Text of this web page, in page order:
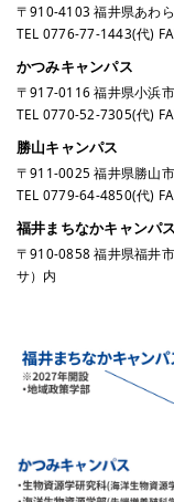
〒910-4103 福井県あわ
TEL 0776-77-1443(代)
かつみキャンパス
〒917-0116 福井県小浜
TEL 0770-52-7305(代)
勝山キャンパス
〒911-0025 福井県勝山
TEL 0779-64-4850(代)
福井まちなかキャンパス
〒910-0858 福井県福井
サ）内